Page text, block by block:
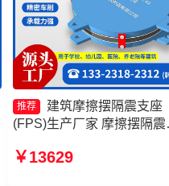
推荐
建筑摩擦摆隔震支座
(FPS)生产厂家 摩擦摆隔震
厂家 摩擦摆隔震支座FPSII-
￥13629